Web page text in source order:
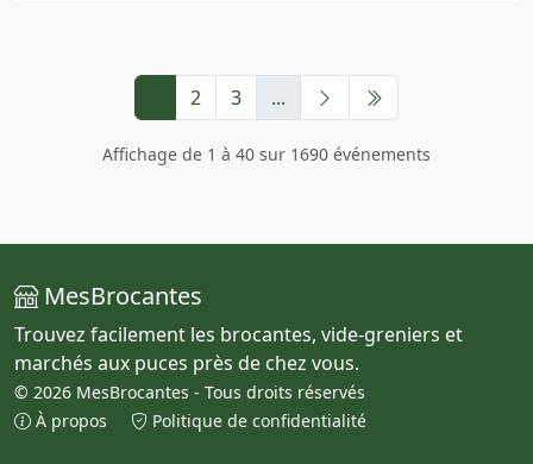
2 3 ...
Affichage de 1 à 40 sur 1690 événements
MesBrocantes
Trouvez facilement les brocantes, vide-greniers et
marchés aux puces près de chez vous.
© 2026 MesBrocantes - Tous droits réservés
À propos
Politique de confidentialité